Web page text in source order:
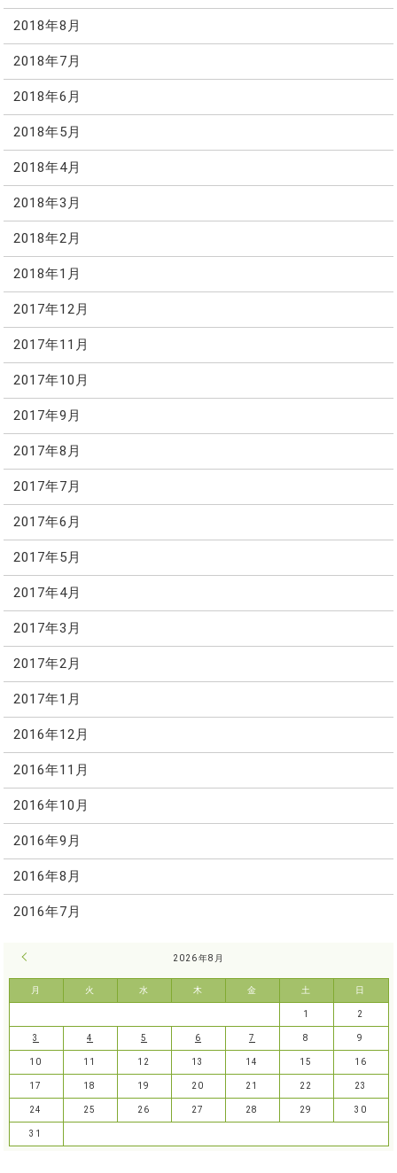
2018年8月
2018年7月
2018年6月
2018年5月
2018年4月
2018年3月
2018年2月
2018年1月
2017年12月
2017年11月
2017年10月
2017年9月
2017年8月
2017年7月
2017年6月
2017年5月
2017年4月
2017年3月
2017年2月
2017年1月
2016年12月
2016年11月
2016年10月
2016年9月
2016年8月
2016年7月
2026年8月
月 火 水 木 金 土 日
1 2
3 4 5 6 7 8 9
10 11 12 13 14 15 16
17 18 19 20 21 22 23
24 25 26 27 28 29 30
31